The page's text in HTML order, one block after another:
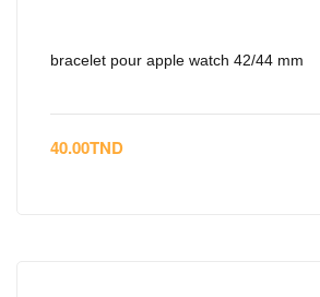
bracelet pour apple watch 42/44 mm
40.00TND